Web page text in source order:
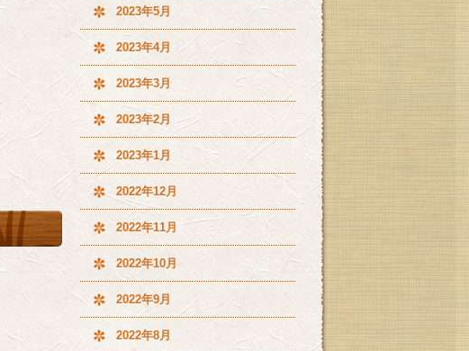
2023年5月
2023年4月
2023年3月
2023年2月
2023年1月
2022年12月
2022年11月
2022年10月
2022年9月
2022年8月